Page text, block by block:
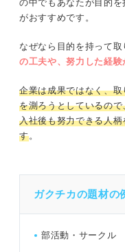
の中でもあなたが目的
がおすすめです。
なぜなら目的を持って
の工夫や、努力した経験
企業は成果ではなく、
を測ろうとしているの
入社後も努力できる人
す。
ガクチカの題材の
部活動・サークル